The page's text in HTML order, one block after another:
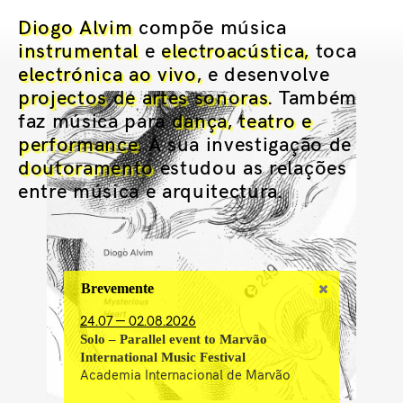
Diogo Alvimcompõe música
instrumental e electroacústica,toca
electrónica ao vivo,e desenvolve
projectos de artes sonoras. Também
faz música paradança, teatro e
performance. A sua investigação de
doutoramentoestudou as relações
entre música e arquitectura.
Brevemente
24.07 — 02.08.2026
Solo – Parallel event to Marvão
International Music Festival
Academia Internacional de Marvão